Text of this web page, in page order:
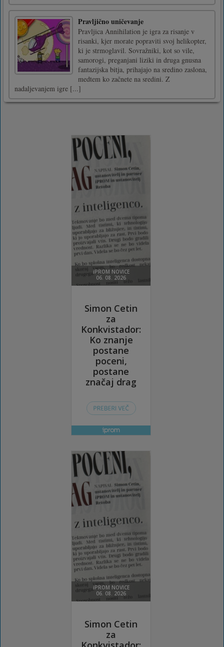
Pravljično uničevanje
Pravljica Annihilation je igra za risanje v
risanki, kjer morate popraviti svoj helikopter,
ki je strmoglavil. Sovražniki, kot so vile,
samorogi, preganjani liziki in druga gnusna
fantazijska bitja, prihajajo na sredino zaslona,
medtem ko začnete na sredini. Z
nadaljevanjem igre [...]